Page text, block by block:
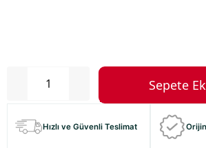
Hızlı ve Güvenli Teslimat